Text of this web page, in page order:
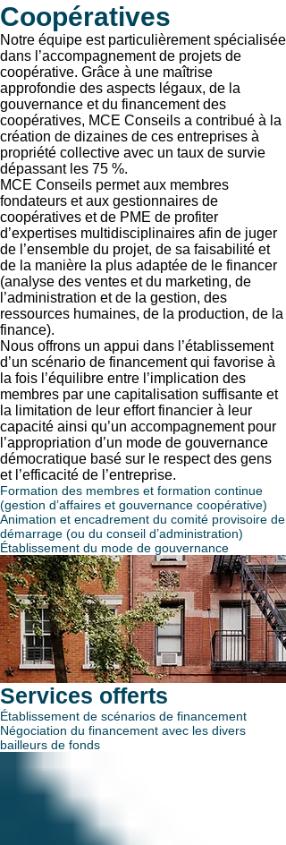
Coopératives
Notre équipe est particulièrement spécialisée
dans l’accompagnement de projets de
coopérative. Grâce à une maîtrise
approfondie des aspects légaux, de la
gouvernance et du financement des
coopératives, MCE Conseils a contribué à la
création de dizaines de ces entreprises à
propriété collective avec un taux de survie
dépassant les 75 %.
MCE Conseils permet aux membres
fondateurs et aux gestionnaires de
coopératives et de PME de profiter
d’expertises multidisciplinaires afin de juger
de l’ensemble du projet, de sa faisabilité et
de la manière la plus adaptée de le financer
(analyse des ventes et du marketing, de
l’administration et de la gestion, des
ressources humaines, de la production, de la
finance).
Nous offrons un appui dans l’établissement
d’un scénario de financement qui favorise à
la fois l’équilibre entre l’implication des
membres par une capitalisation suffisante et
la limitation de leur effort financier à leur
capacité ainsi qu’un accompagnement pour
l’appropriation d’un mode de gouvernance
démocratique basé sur le respect des gens
et l’efficacité de l’entreprise.
Formation des membres et formation continue
(gestion d’affaires et gouvernance coopérative)
Animation et encadrement du comité provisoire de
démarrage (ou du conseil d’administration)
Établissement du mode de gouvernance
Services offerts
Établissement de scénarios de financement
Négociation du financement avec les divers
bailleurs de fonds